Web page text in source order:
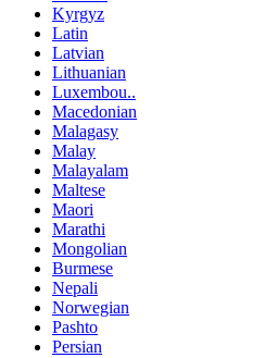
Kyrgyz
Latin
Latvian
Lithuanian
Luxembou..
Macedonian
Malagasy
Malay
Malayalam
Maltese
Maori
Marathi
Mongolian
Burmese
Nepali
Norwegian
Pashto
Persian